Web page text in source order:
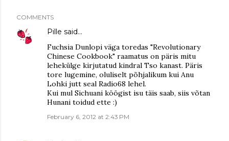
COMMENTS
Pille said…
Fuchsia Dunlopi väga toredas "Revolutionary
Chinese Cookbook" raamatus on päris mitu
lehekülge kirjutatud kindral Tso kanast. Päris
tore lugemine, oluliselt põhjalikum kui Anu
Lohki jutt seal Radio68 lehel.
Kui mul Sichuani köögist isu täis saab, siis võtan
Hunani toidud ette :)
February 6, 2012 at 2:43 PM